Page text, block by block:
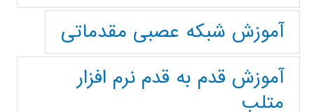
آموزش شبکه عصبی مقدماتی
آموزش قدم به قدم نرم افزار
متلب